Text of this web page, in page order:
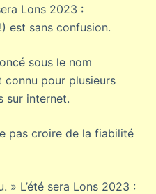
Lons 2023 :
est sans confusion.
sous le nom
pour plusieurs
sur internet.
pas croire de la fiabilité
» L’été sera Lons 2023 :